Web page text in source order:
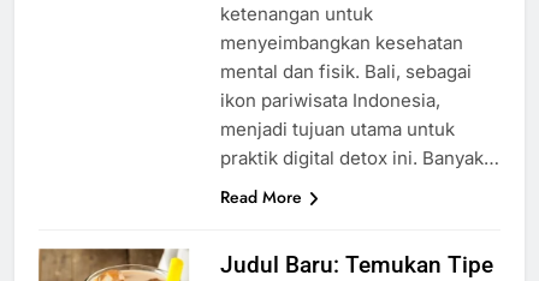
ketenangan untuk
menyeimbangkan kesehatan
mental dan fisik. Bali, sebagai
ikon pariwisata Indonesia,
menjadi tujuan utama untuk
praktik digital detox ini. Banyak…
Read More
Judul Baru: Temukan Tipe